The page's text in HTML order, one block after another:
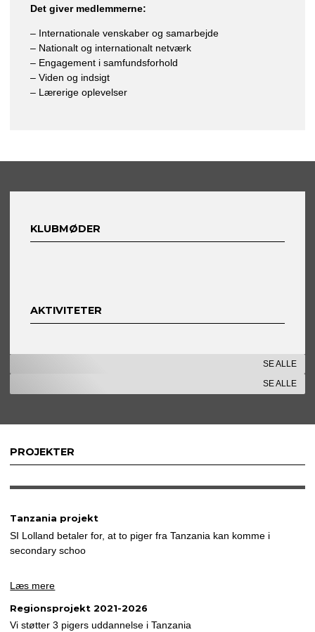
Det giver medlemmerne:
– Internationale venskaber og samarbejde
– Nationalt og internationalt netværk
– Engagement i samfundsforhold
– Viden og indsigt
– Lærerige oplevelser
KLUBMØDER
AKTIVITETER
SE ALLE
SE ALLE
PROJEKTER
Tanzania projekt
SI Lolland betaler for, at to piger fra Tanzania kan komme i
secondary schoo
Læs mere
Regionsprojekt 2021-2026
Vi støtter 3 pigers uddannelse i Tanzania